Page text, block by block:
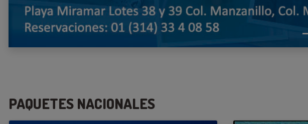
PAQUETES NACIONALES